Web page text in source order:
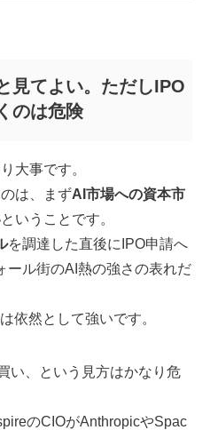
見てよい。ただしIPO
のは危険
大事です。
は、まずAI市場への資本市
ということです。
を調達した直後にIPO申請へ
ール街のAI熱の強さの表れだ
依然として強いです。
い、という見方はかなり危
のCIOがAnthropicやSpac